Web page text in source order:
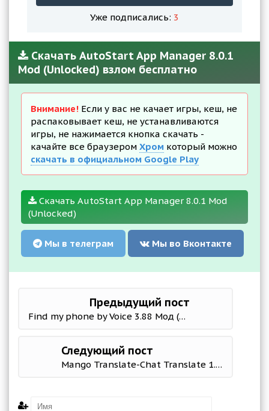
Уже подписались: 3
Скачать AutoStart App Manager 8.0.1
Mod (Unlocked) взлом бесплатно
Внимание! Если у вас не качает игры, кеш, не
распаковывает кеш, не устанавливаются
игры, не нажимается кнопка скачать -
качайте все браузером Хром который можно
скачать в официальном Google Play
Скачать AutoStart App Manager 8.0.1 Mod
(Unlocked)
Мы в телеграм Мы во Вконтакте
Предыдущий пост
Find my phone by Voice 3.88 Мод (полная версия)
Следующий пост
Mango Translate-Chat Translate 1.9.2 Mod (Pro)